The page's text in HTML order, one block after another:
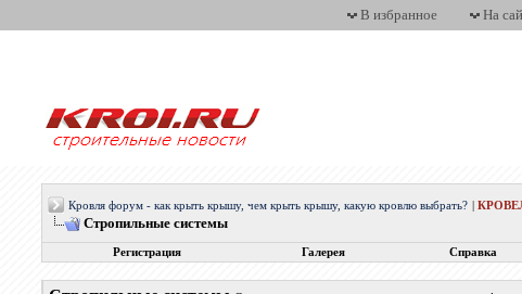
В избранное На
Кровля форум - как крыть крышу, чем крыть крышу, какую кровлю выбрать? |
Стропильные системы
Регистрация Галерея Справка